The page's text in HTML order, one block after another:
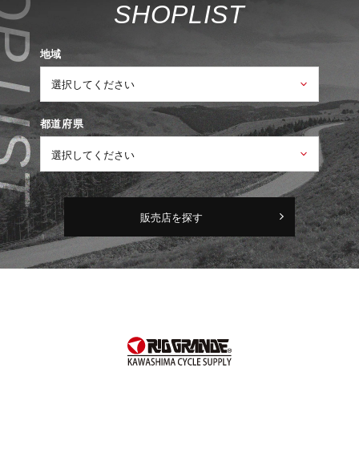
SHOPLIST
地域
都道府県
販売店を探す